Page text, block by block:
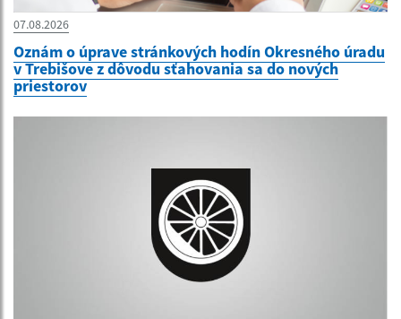
07.08.2026
Oznám o úprave stránkových hodín Okresného úradu
v Trebišove z dôvodu sťahovania sa do nových
priestorov